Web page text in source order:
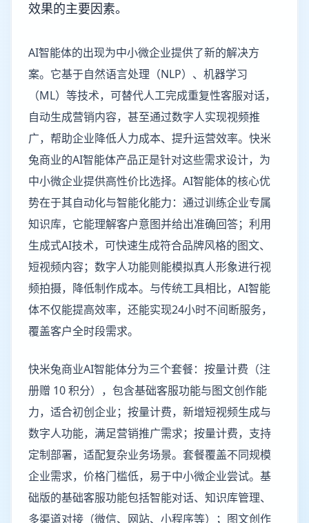
效果的主要因素。
AI智能体的出现为中小微企业提供了新的解决方
案。它基于自然语言处理（NLP）、机器学习
（ML）等技术，可替代人工完成重复性客服对话，
自动生成营销内容，甚至通过数字人实现视频推
广，帮助企业降低人力成本、提升运营效率。快米
兔商业的AI智能体产品正是针对这些需求设计，为
中小微企业提供高性价比选择。AI智能体的核心优
势在于其自动化与智能化能力：通过训练企业专属
知识库，它能理解客户意图并给出准确回答；利用
生成式AI技术，可快速生成符合品牌风格的图文、
短视频内容；数字人功能则能模拟真人形象进行视
频拍摄，降低制作成本。与传统工具相比，AI智能
体不仅能提高效率，还能实现24小时不间断服务，
覆盖客户全时段需求。
快米兔商业AI智能体分为三个套餐：按量计费（注
册赠 10 积分），包含基础客服功能与图文创作能
力，适合初创企业；按量计费，新增短视频生成与
数字人功能，满足营销推广需求；按量计费，支持
定制部署，适配复杂业务场景。套餐覆盖不同规模
企业需求，价格门槛低，易于中小微企业尝试。基
础版的基础客服功能包括智能对话、知识库管理、
多渠道对接（微信、网站、小程序等）；图文创作